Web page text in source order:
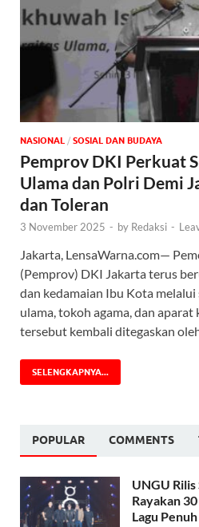
NASIONAL / SOSIAL DAN BUDAYA
Pemprov DKI Perkuat
Ulama dan Polri Demi
dan Toleran
3 November 2025 - by Redaksi -
Jakarta, LensaWarna.com—
(Pemprov) DKI Jakarta terus
dan kedamaian Ibu Kota
ulama, tokoh agama, dan aparat
tersebut kembali ditegaskan
SELENGKAPNYA...
POPULAR COMMENTS
UNGU
Rayakan
Lagu